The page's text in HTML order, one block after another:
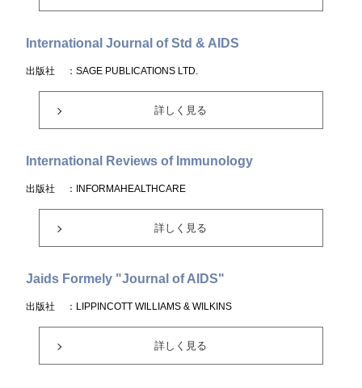
International Journal of Std & AIDS
出版社 ：SAGE PUBLICATIONS LTD.
詳しく見る
International Reviews of Immunology
出版社 ：INFORMAHEALTHCARE
詳しく見る
Jaids Formely "Journal of AIDS"
出版社 ：LIPPINCOTT WILLIAMS & WILKINS
詳しく見る